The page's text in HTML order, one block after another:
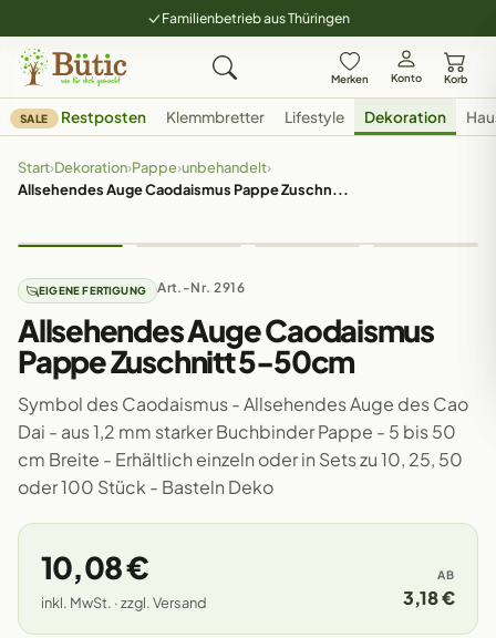
Familienbetrieb aus Thüringen
Merken Konto Korb
SALE Restposten Klemmbretter Lifestyle Dekoration
Start›Dekoration›Pappe›unbehandelt›
Allsehendes Auge Caodaismus Pappe Zuschn...
EIGENE FERTIGUNG Art.-Nr. 2916
Allsehendes Auge Caodaismus
Pappe Zuschnitt 5-50cm
Symbol des Caodaismus - Allsehendes Auge des Cao
Dai - aus 1,2 mm starker Buchbinder Pappe - 5 bis 50
cm Breite - Erhältlich einzeln oder in Sets zu 10, 25, 50
oder 100 Stück - Basteln Deko
10,08 €
inkl. MwSt. · zzgl. Versand
AB
3,18 €